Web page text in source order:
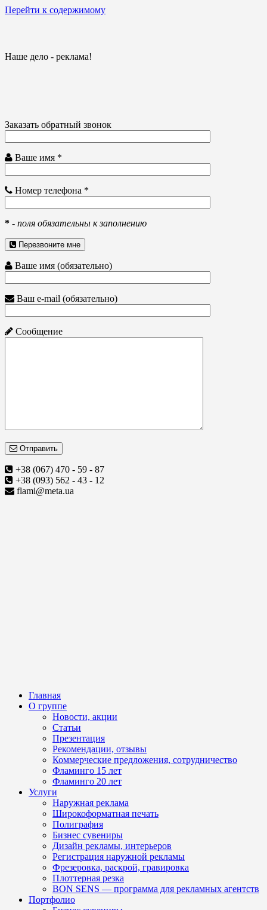
Перейти к содержимому
Наше дело - реклама!
Заказать обратный звонок
Ваше имя *
Номер телефона *
* - поля обязательны к заполнению
Перезвоните мне
Ваше имя (обязательно)
Ваш e-mail (обязательно)
Сообщение
Отправить
+38 (067) 470 - 59 - 87
+38 (093) 562 - 43 - 12
flami@meta.ua
Главная
О группе
Новости, акции
Статьи
Презентация
Рекомендации, отзывы
Коммерческие предложения, сотрудничество
Фламинго 15 лет
Фламинго 20 лет
Услуги
Наружная реклама
Широкоформатная печать
Полиграфия
Бизнес сувениры
Дизайн рекламы, интерьеров
Регистрация наружной рекламы
Фрезеровка, раскрой, гравировка
Плоттерная резка
BON SENS — программа для рекламных агентств
Портфолио